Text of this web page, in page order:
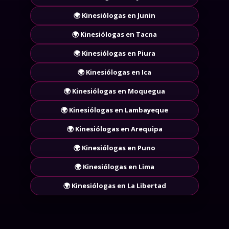
Kinesiologa Chosica: cómo comparar
perfiles disponibles
Al buscar una kinesiologa Chosica, la clave está en
comparar perfiles de forma rápida.
Prioriza:
Perfiles bien detallados
Contacto activo
Información sin contradicciones
Esto te ayuda a descartar opciones poco confiables.
Prostitutas Chosica y prostitutas en
🌍 Kinesiólogas en Junin
🌍 Kinesiólogas en Tacna
🌍 Kinesiólogas en Piura
🌍 Kinesiólogas en Ica
🌍 Kinesiólogas en Moquegua
🌍 Kinesiólogas en Lambayeque
🌍 Kinesiólogas en Arequipa
🌍 Kinesiólogas en Puno
🌍 Kinesiólogas en Lima
🌍 Kinesiólogas en La Libertad